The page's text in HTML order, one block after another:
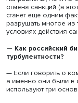
—Как вы
часть
По мнению
в который
длительным.
развития
десятилетия.